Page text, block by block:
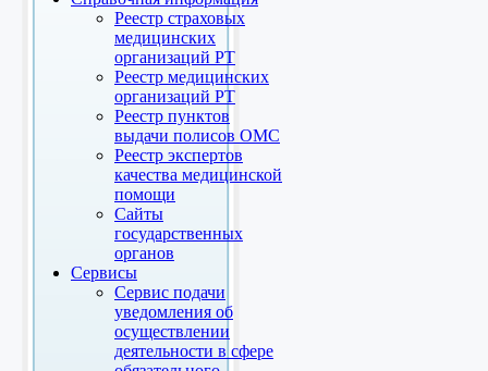
Реестр страховых
медицинских
организаций РТ
Реестр медицинских
организаций РТ
Реестр пунктов
выдачи полисов ОМС
Реестр экспертов
качества медицинской
помощи
Сайты
государственных
органов
Сервисы
Сервис подачи
уведомления об
осуществлении
деятельности в сфере